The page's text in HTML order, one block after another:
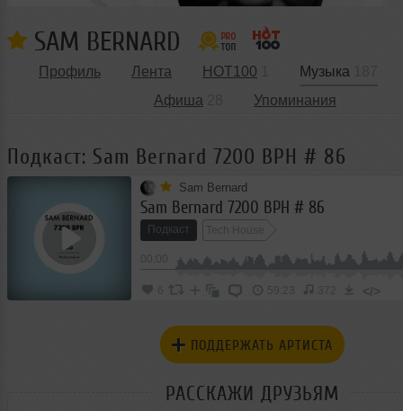
SAM BERNARD
Профиль Лента HOT100 Музыка
Афиша
Упоминания
Подкаст: Sam Bernard 7200 BPH # 86
Sam Bernard
Sam Bernard 7200 BPH # 86
Подкаст Tech House
6 59:23 372 </>
ПОДДЕРЖАТЬ АРТИСТА
РАССКАЖИ ДРУЗЬЯМ